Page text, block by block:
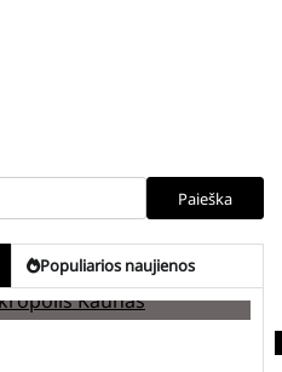
Paieška
Populiarios naujienos